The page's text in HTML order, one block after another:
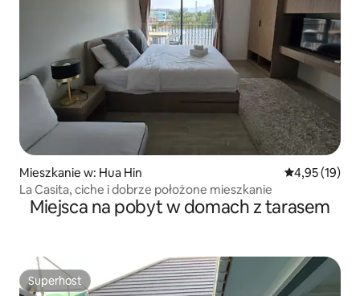
Mieszkanie w: Hua Hin Średnia
4,95 (19)
La Casita, ciche i dobrze położone mieszkanie
Miejsca na pobyt w domach z tarasem
Superhost
Superhost